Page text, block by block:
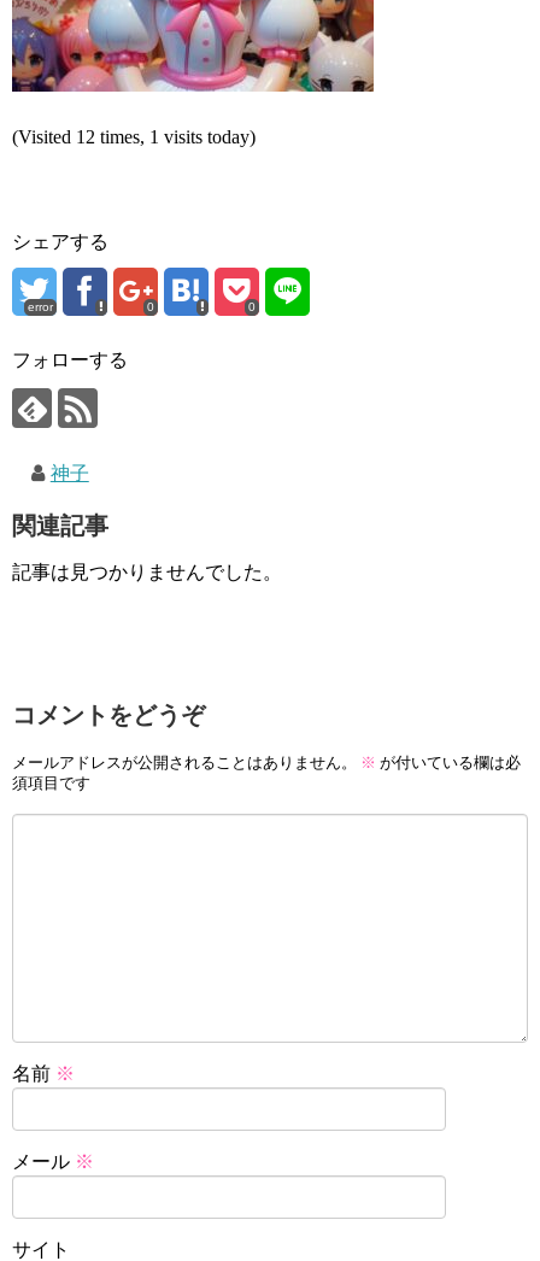
(Visited 12 times, 1 visits today)
シェアする
error 0 0
フォローする
神子
関連記事
記事は見つかりませんでした。
コメントをどうぞ
メールアドレスが公開されることはありません。 ※ が付いている欄は必
須項目です
名前 ※
メール ※
サイト